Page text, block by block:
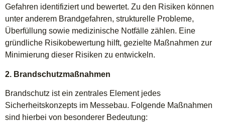
Gefahren identifiziert und bewertet. Zu den Risiken können
unter anderem Brandgefahren, strukturelle Probleme,
Überfüllung sowie medizinische Notfälle zählen. Eine
gründliche Risikobewertung hilft, gezielte Maßnahmen zur
Minimierung dieser Risiken zu entwickeln.
2. Brandschutzmaßnahmen
Brandschutz ist ein zentrales Element jedes
Sicherheitskonzepts im Messebau. Folgende Maßnahmen
sind hierbei von besonderer Bedeutung: